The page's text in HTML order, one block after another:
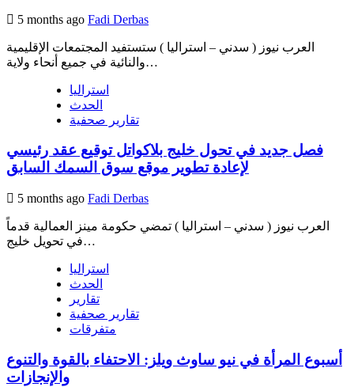
5 months ago Fadi Derbas
العرب نيوز ( سدني – استراليا ) ستستفيد المجتمعات الإقليمية
والنائية في جميع أنحاء ولاية…
استراليا
الحدث
تقارير صحفية
فصل جديد في تحول خليج بلاكواتل توقيع عقد رئيسي
لإعادة تطوير موقع سوق السمك السابق
5 months ago Fadi Derbas
العرب نيوز ( سدني – استراليا ) تمضي حكومة مينز العمالية قدماً
في تحويل خليج…
استراليا
الحدث
تقارير
تقارير صحفية
متفرقات
أسبوع المرأة في نيو ساوث ويلز: الاحتفاء بالقوة والتنوع
والإنجازات